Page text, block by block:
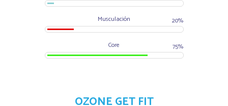
Musculación 20%
Core 75%
OZONE GET FIT